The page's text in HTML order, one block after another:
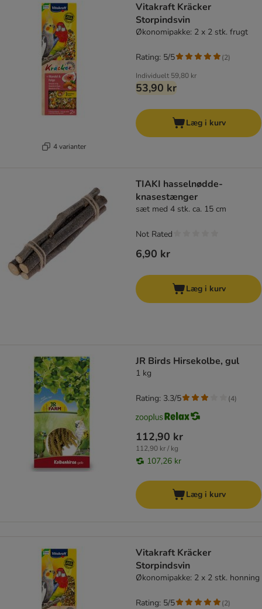
4 varianter
Vitakraft Kräcker
Storpindsvin
Økonomipakke: 2 x 2 stk. frugt
Individuelt 59,80 kr
53,90 kr
Rating: 5/5 (2)
Læg i kurv
TIAKI hasselnødde-
knasestænger
sæt med 4 stk. ca. 15 cm
6,90 kr
Not Rated
Læg i kurv
JR Birds Hirsekolbe, gul
1 kg
112,90 kr
112,90 kr / kg
107,26 kr
Rating: 3.3/5 (4)
Læg i kurv
Vitakraft Kräcker
Storpindsvin
Økonomipakke: 2 x 2 stk. honning
Rating: 5/5 (2)